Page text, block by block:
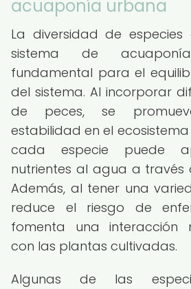
acuaponía urbana
La diversidad de
sistema de
fundamental para el
del sistema. Al incorporar
de peces, se
estabilidad en el
cada especie puede
nutrientes al agua a través
Además, al tener una
reduce el riesgo de
fomenta una interacción
con las plantas cultivadas.
Algunas de las